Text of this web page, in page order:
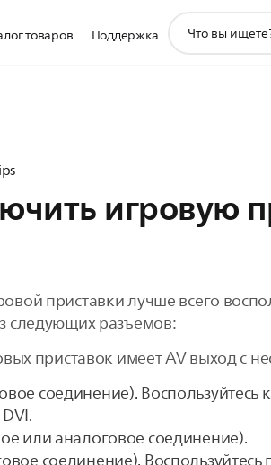
товаров Поддержка
поддержки
игровую
приставки лучше всего
следующих разъемов:
приставок имеет AV выход с
соединение).
или аналоговое соединение).